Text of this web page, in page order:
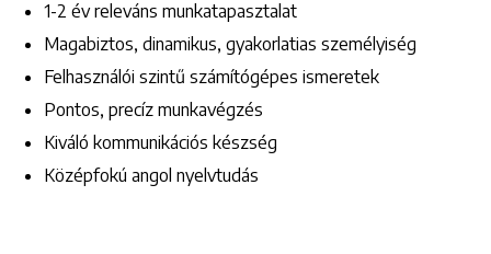
1-2 év releváns munkatapasztalat
Magabiztos, dinamikus, gyakorlatias személyiség
Felhasználói szintű számítógépes ismeretek
Pontos, precíz munkavégzés
Kiváló kommunikációs készség
Középfokú angol nyelvtudás